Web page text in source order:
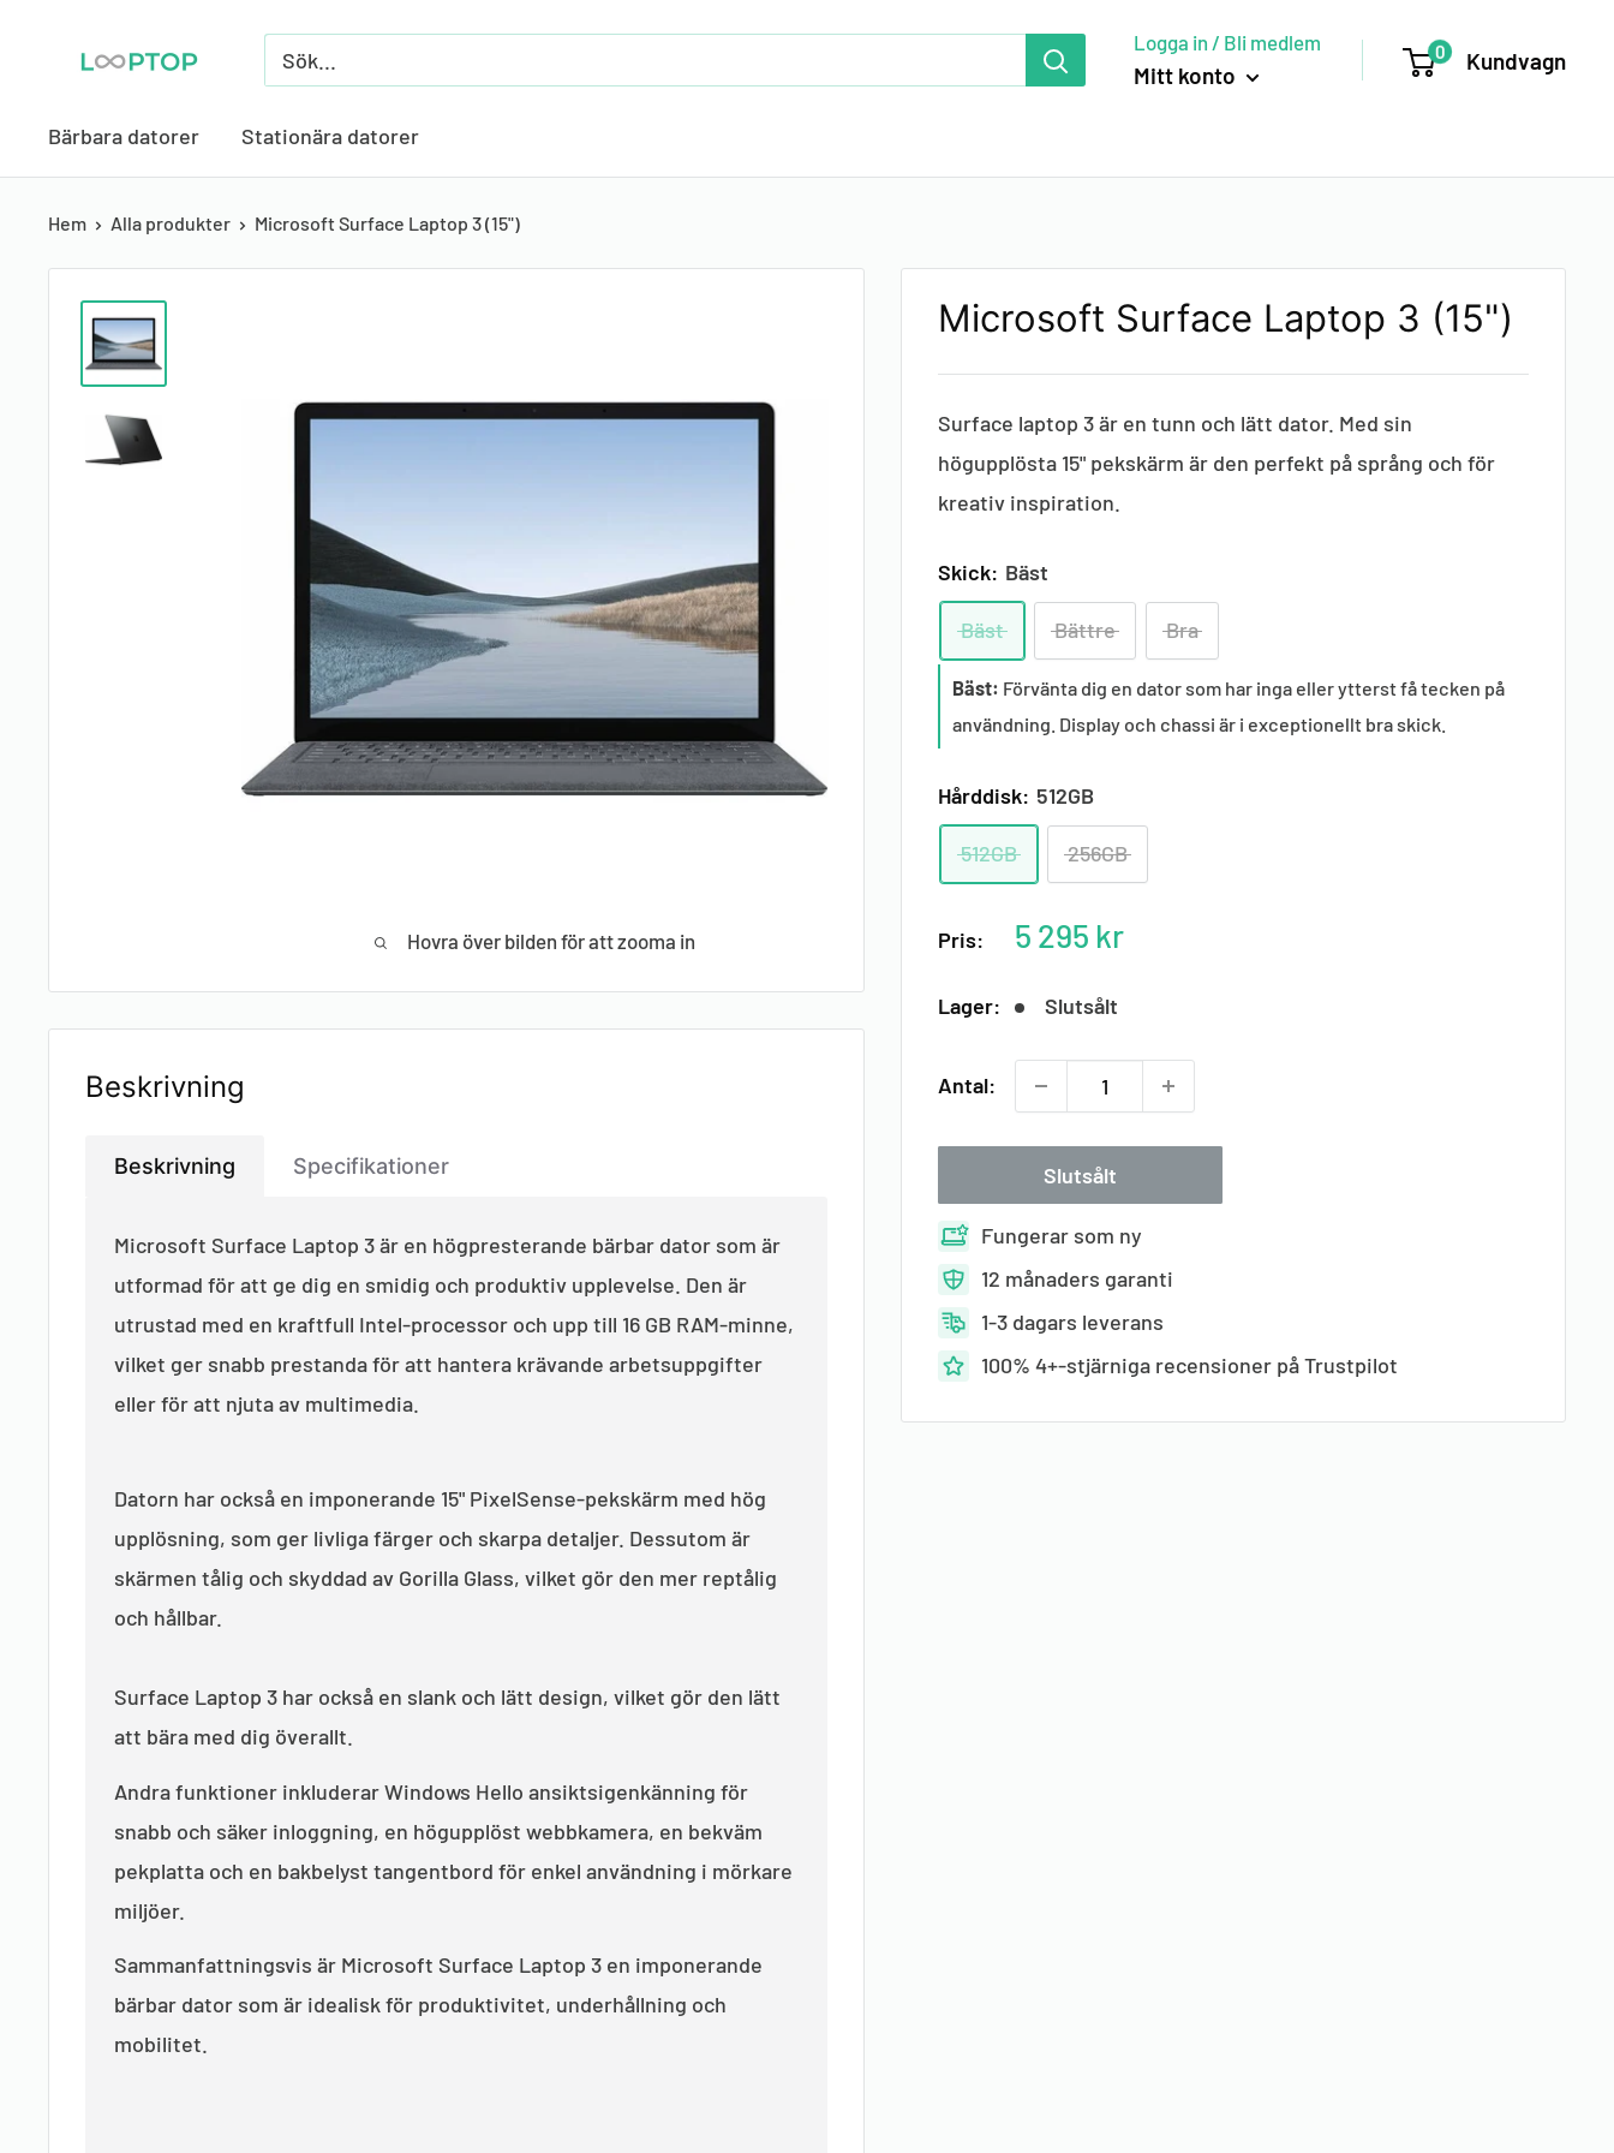
Looptop.se
Logga in / Bli medlem
Mitt konto
0 Kundvagn
Bärbara datorer Stationära datorer
Hem Alla produkter Microsoft Surface Laptop 3 (15")
Hovra över bilden för att zooma in
Microsoft Surface Laptop 3 (15")
Surface laptop 3 är en tunn och lätt dator. Med sin
högupplösta 15" pekskärm är den perfekt på språng och för
kreativ inspiration.
Skick: Bäst
Bäst Bättre Bra
Bäst: Förvänta dig en dator som har inga eller ytterst få tecken på
användning. Display och chassi är i exceptionellt bra skick.
Hårddisk: 512GB
512GB 256GB
Pris:
Rabatterat
5 295 kr
Lager: Slutsålt
Antal:
Slutsålt
Fungerar som ny
12 månaders garanti
1-3 dagars leverans
100% 4+-stjärniga recensioner på Trustpilot
Beskrivning
Beskrivning
Microsoft Surface Laptop 3 är en högpresterande bärbar dator som är
utformad för att ge dig en smidig och produktiv upplevelse. Den är
utrustad med en kraftfull Intel-processor och upp till 16 GB RAM-minne,
vilket ger snabb prestanda för att hantera krävande arbetsuppgifter
eller för att njuta av multimedia.
Datorn har också en imponerande 15" PixelSense-pekskärm med hög
upplösning, som ger livliga färger och skarpa detaljer. Dessutom är
skärmen tålig och skyddad av Gorilla Glass, vilket gör den mer reptålig
och hållbar.
Surface Laptop 3 har också en slank och lätt design, vilket gör den lätt
att bära med dig överallt.
Andra funktioner inkluderar Windows Hello ansiktsigenkänning för
snabb och säker inloggning, en högupplöst webbkamera, en bekväm
pekplatta och en bakbelyst tangentbord för enkel användning i mörkare
miljöer.
Sammanfattningsvis är Microsoft Surface Laptop 3 en imponerande
bärbar dator som är idealisk för produktivitet, underhållning och
mobilitet.
Specifikationer